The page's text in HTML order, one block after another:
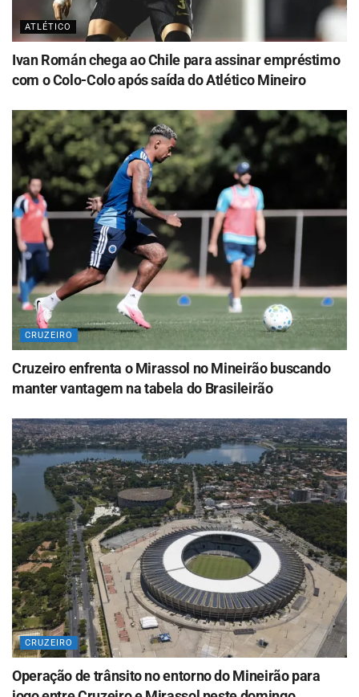
ATLÉTICO
Ivan Román chega ao Chile para assinar empréstimo
com o Colo-Colo após saída do Atlético Mineiro
CRUZEIRO
Cruzeiro enfrenta o Mirassol no Mineirão buscando
manter vantagem na tabela do Brasileirão
CRUZEIRO
Operação de trânsito no entorno do Mineirão para